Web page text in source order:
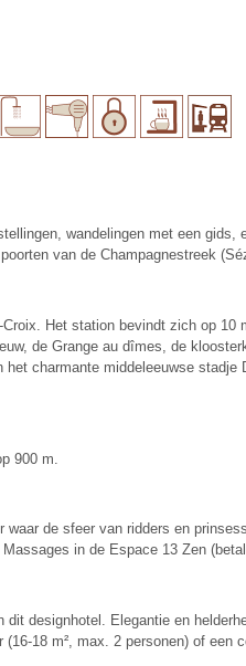
wandelingen met een
van de Champagnestreek
Het station bevindt zich op
de Grange au dîmes, de
charmante middeleeuwse
900 m.
de sfeer van ridders en
in de Espace 13 Zen
designhotel. Elegantie en
18 m², max. 2 personen) of